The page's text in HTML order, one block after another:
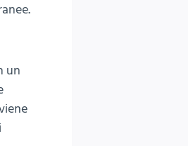
un